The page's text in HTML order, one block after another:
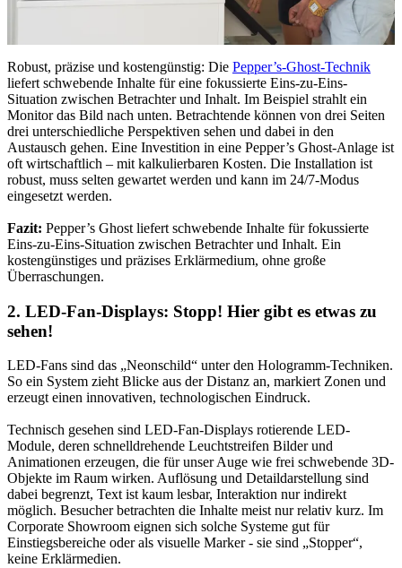
Robust, präzise und kostengünstig: Die Pepper’s-Ghost-Technik
liefert schwebende Inhalte für eine fokussierte Eins-zu-Eins-
Situation zwischen Betrachter und Inhalt. Im Beispiel strahlt ein
Monitor das Bild nach unten. Betrachtende können von drei Seiten
drei unterschiedliche Perspektiven sehen und dabei in den
Austausch gehen. Eine Investition in eine Pepper’s Ghost-Anlage ist
oft wirtschaftlich – mit kalkulierbaren Kosten. Die Installation ist
robust, muss selten gewartet werden und kann im 24/7-Modus
eingesetzt werden.
Fazit: Pepper’s Ghost liefert schwebende Inhalte für fokussierte
Eins-zu-Eins-Situation zwischen Betrachter und Inhalt. Ein
kostengünstiges und präzises Erklärmedium, ohne große
Überraschungen.
2. LED-Fan-Displays: Stopp! Hier gibt es etwas zu
sehen!
LED-Fans sind das „Neonschild“ unter den Hologramm-Techniken.
So ein System zieht Blicke aus der Distanz an, markiert Zonen und
erzeugt einen innovativen, technologischen Eindruck.
Technisch gesehen sind LED-Fan-Displays rotierende LED-
Module, deren schnelldrehende Leuchtstreifen Bilder und
Animationen erzeugen, die für unser Auge wie frei schwebende 3D-
Objekte im Raum wirken. Auflösung und Detaildarstellung sind
dabei begrenzt, Text ist kaum lesbar, Interaktion nur indirekt
möglich. Besucher betrachten die Inhalte meist nur relativ kurz. Im
Corporate Showroom eignen sich solche Systeme gut für
Einstiegsbereiche oder als visuelle Marker - sie sind „Stopper“,
keine Erklärmedien.